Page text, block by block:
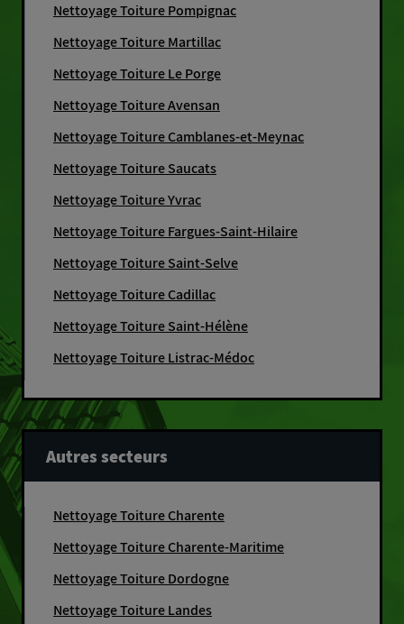
Nettoyage Toiture Pompignac
Nettoyage Toiture Martillac
Nettoyage Toiture Le Porge
Nettoyage Toiture Avensan
Nettoyage Toiture Camblanes-et-Meynac
Nettoyage Toiture Saucats
Nettoyage Toiture Yvrac
Nettoyage Toiture Fargues-Saint-Hilaire
Nettoyage Toiture Saint-Selve
Nettoyage Toiture Cadillac
Nettoyage Toiture Saint-Hélène
Nettoyage Toiture Listrac-Médoc
Autres secteurs
Nettoyage Toiture Charente
Nettoyage Toiture Charente-Maritime
Nettoyage Toiture Dordogne
Nettoyage Toiture Landes